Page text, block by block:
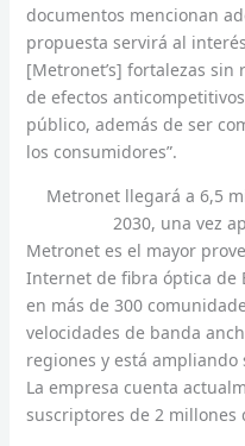
documentos mencionan
propuesta servirá al
[Metronet’s] fortalezas
de efectos
público, además de ser
los consumidores”.
Metronet llegará a 6,5
2030, una vez
Metronet es el mayor
Internet de fibra óptica de
en más de 300
velocidades de banda
regiones y está
La empresa cuenta
suscriptores de 2 millones